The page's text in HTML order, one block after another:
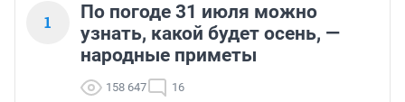
1
По погоде 31 июля можно
узнать, какой будет осень, —
народные приметы
158 647 16